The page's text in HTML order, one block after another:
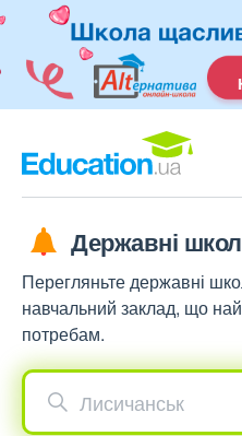
Державні
Перегляньте державні
навчальний заклад, що
потребам.
Лисичанськ